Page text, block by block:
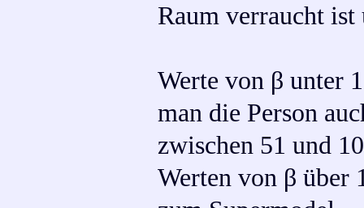
Raum verraucht
Werte von β unter
man die Person
zwischen 51 und
Werten von β über